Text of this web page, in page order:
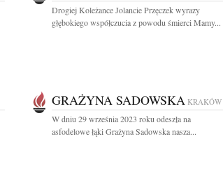
Drogiej Koleżance Jolancie Przęczek wyrazy
głębokiego współczucia z powodu śmierci Mamy...
GRAŻYNA SADOWSKA KRAKÓW
W dniu 29 września 2023 roku odeszła na
asfodelowe łąki Grażyna Sadowska nasza...